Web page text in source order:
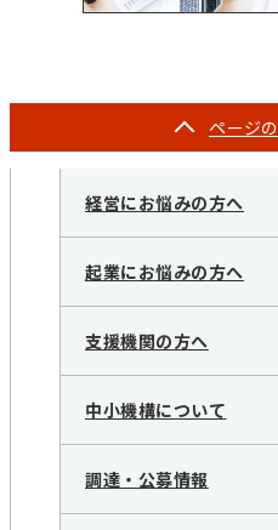
ページの
経営にお悩みの方へ
起業にお悩みの方へ
支援機関の方へ
中小機構について
調達・公募情報